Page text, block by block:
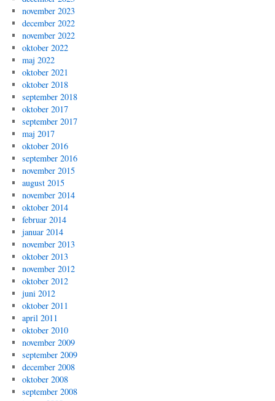
november 2023
december 2022
november 2022
oktober 2022
maj 2022
oktober 2021
oktober 2018
september 2018
oktober 2017
september 2017
maj 2017
oktober 2016
september 2016
november 2015
august 2015
november 2014
oktober 2014
februar 2014
januar 2014
november 2013
oktober 2013
november 2012
oktober 2012
juni 2012
oktober 2011
april 2011
oktober 2010
november 2009
september 2009
december 2008
oktober 2008
september 2008